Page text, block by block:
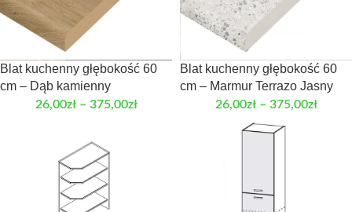
Blat kuchenny głębokość 60
cm – Dąb kamienny
26,00zł – 375,00zł
Blat kuchenny głębokość 60
cm – Marmur Terrazo Jasny
26,00zł – 375,00zł